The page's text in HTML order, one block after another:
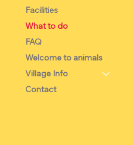
Facilities
What to do
FAQ
Welcome to animals
Village Info
Contact